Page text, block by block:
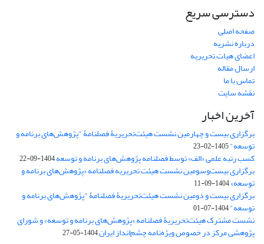
دسترسی سریع
صفحه اصلی
درباره نشریه
اعضای هیات تحریریه
ارسال مقاله
تماس با ما
نقشه سایت
آخرین اخبار
برگزاری بیست و چهارمین نشست هیئت‌تحریریۀ فصلنامۀ "پژوهش‌های برنامه و
توسعه"1405-02-23
کسب رتبه علمی «الف» توسط فصلنامه پژوهش‌های برنامه و توسعه1404-09-22
برگزاری بیست‌وسومین نشست هیئت‌ تحریریه فصلنامه «پژوهش‌های برنامه و
توسعه»1404-09-11
برگزاری بیست و دومین نشست هیئت‌تحریریۀ فصلنامۀ "پژوهش‌های برنامه و
توسعه"1404-07-01
نشست مشترک هیئت‌تحریریۀ فصلنامه «پژوهش‌های برنامه و توسعه» و شورای
پژوهشی مرکز در خصوص ویژه‌نامه چشم‌انداز ایران1404-05-27